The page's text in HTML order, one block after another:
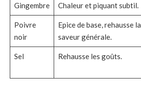
Gingembre Chaleur et piquant subtil.
Poivre
noir
Epice de base, rehausse la
saveur générale.
Sel Rehausse les goûts.